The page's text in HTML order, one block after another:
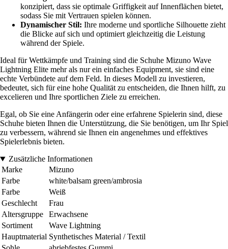
konzipiert, dass sie optimale Griffigkeit auf Innenflächen bietet,
sodass Sie mit Vertrauen spielen können.
Dynamischer Stil: Ihre moderne und sportliche Silhouette zieht
die Blicke auf sich und optimiert gleichzeitig die Leistung
während der Spiele.
Ideal für Wettkämpfe und Training sind die Schuhe Mizuno Wave
Lightning Elite mehr als nur ein einfaches Equipment, sie sind eine
echte Verbündete auf dem Feld. In dieses Modell zu investieren,
bedeutet, sich für eine hohe Qualität zu entscheiden, die Ihnen hilft, zu
excelieren und Ihre sportlichen Ziele zu erreichen.
Egal, ob Sie eine Anfängerin oder eine erfahrene Spielerin sind, diese
Schuhe bieten Ihnen die Unterstützung, die Sie benötigen, um Ihr Spiel
zu verbessern, während sie Ihnen ein angenehmes und effektives
Spielerlebnis bieten.
Zusätzliche Informationen
Marke
Mizuno
Farbe
white/balsam green/ambrosia
Farbe
Weiß
Geschlecht
Frau
Altersgruppe
Erwachsene
Sortiment
Wave Lightning
Hauptmaterial Synthetisches Material / Textil